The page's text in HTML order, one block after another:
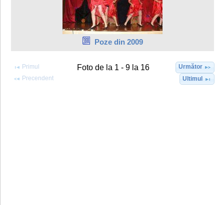
Poze din 2009
Primul
Precendent
Foto de la 1 - 9 la 16
Următor
Ultimul